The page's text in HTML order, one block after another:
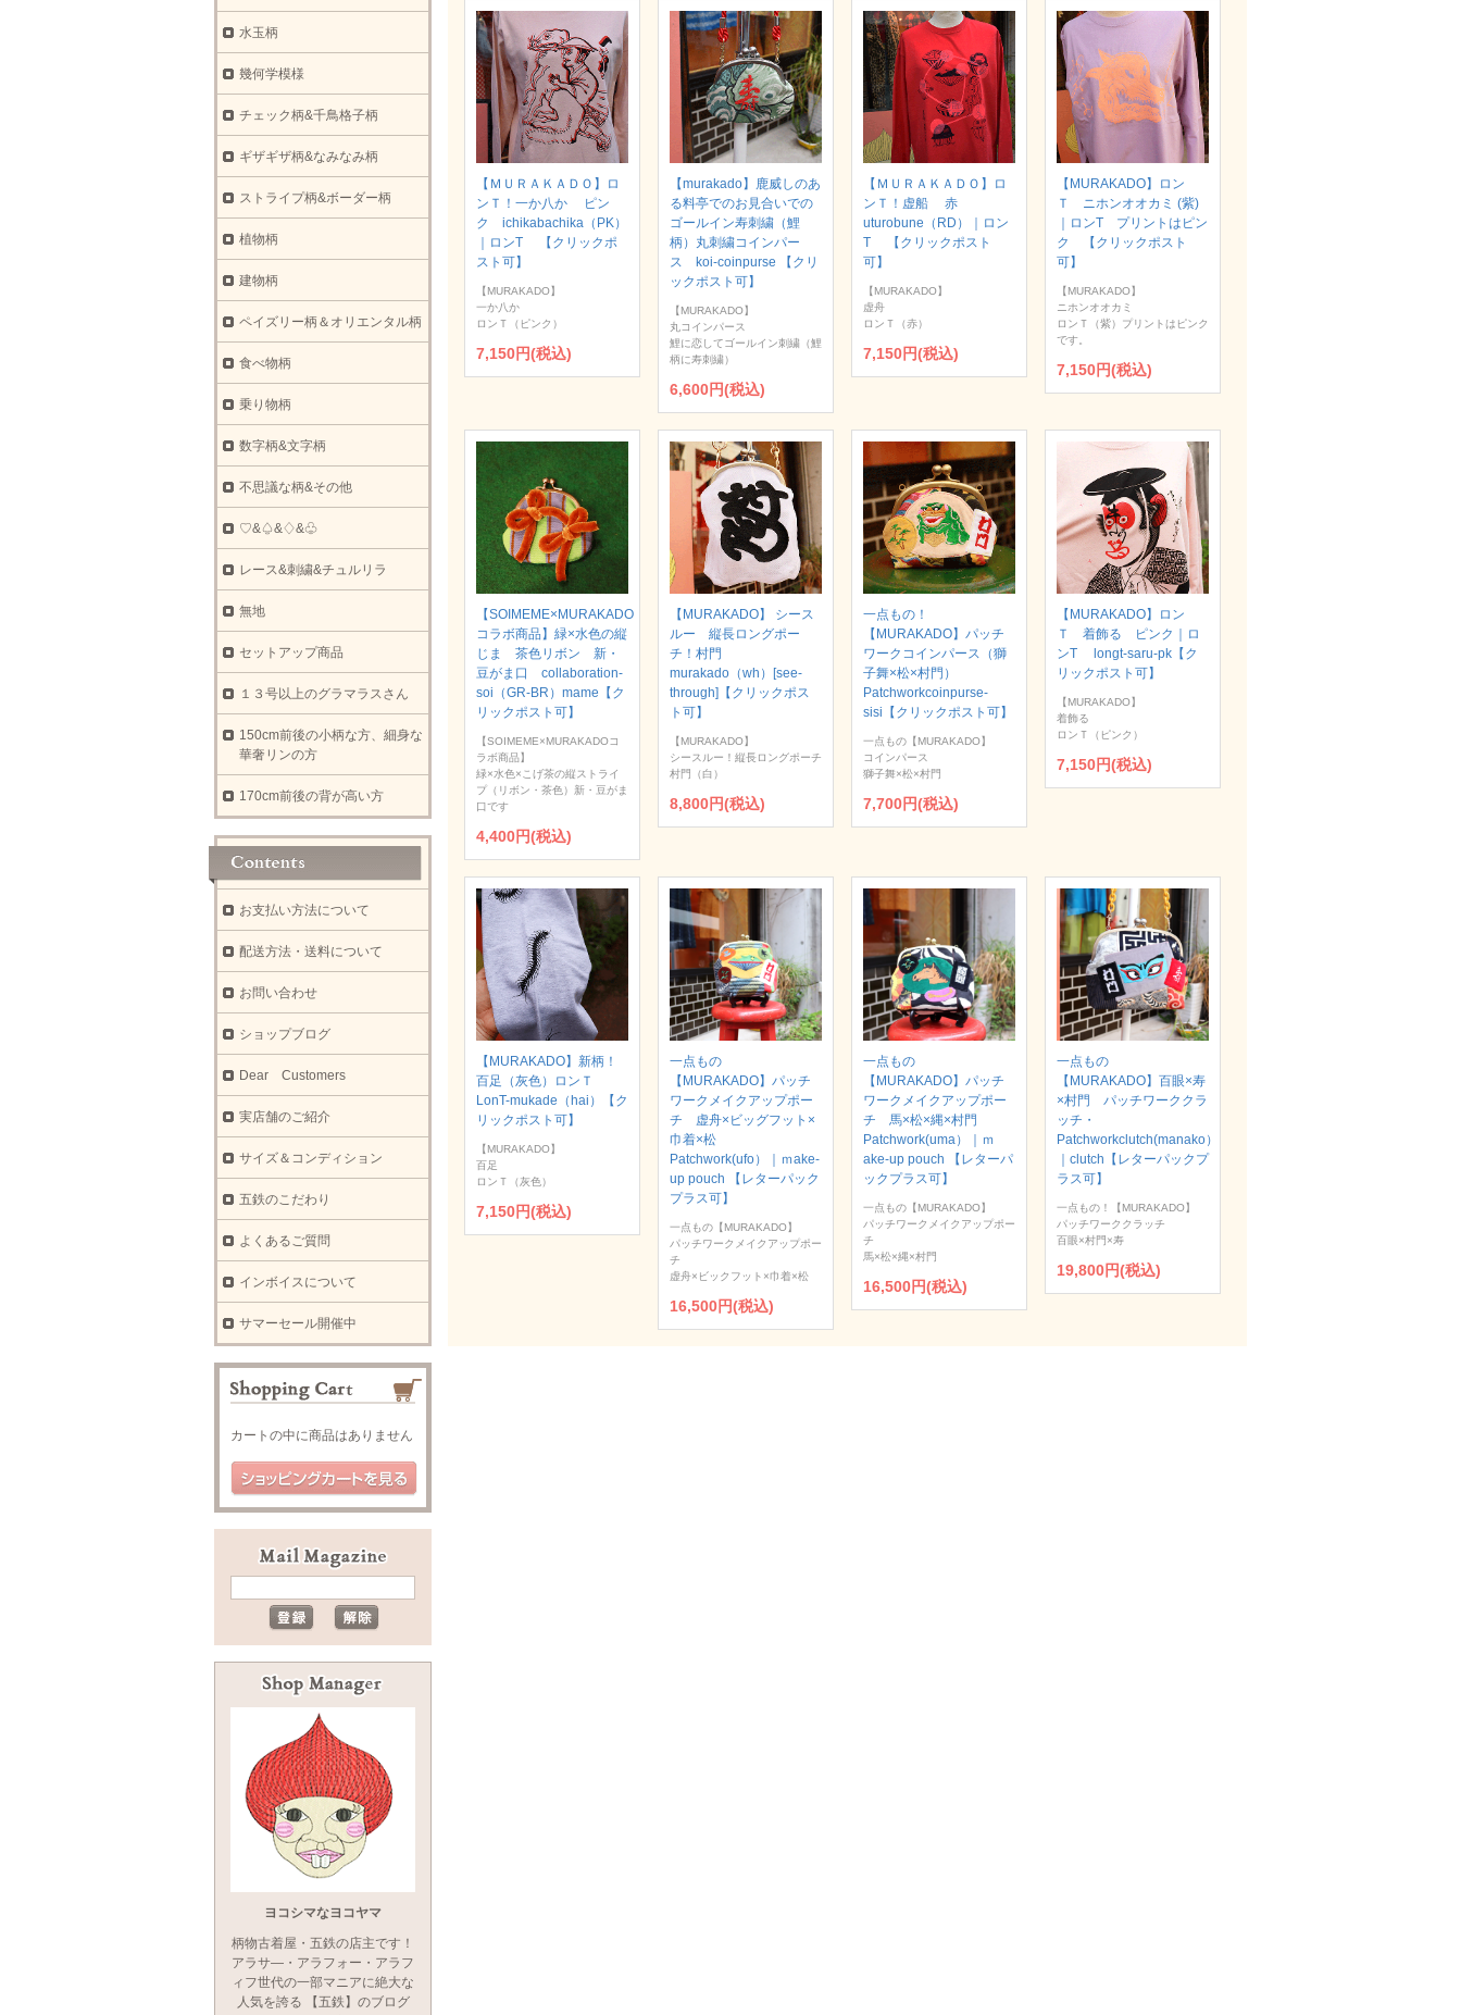
【ＭＵＲＡＫＡＤＯ】ロ
ンＴ！一か八か ピン
ク ichikabachika（PK）
｜ロンT 【クリックポ
スト可】
【MURAKADO】
一か八か
ロンＴ（ピンク）
7,150円(税込)
【murakado】鹿威しのあ
る料亭でのお見合いでの
ゴールイン寿刺繍（鯉
柄）丸刺繍コインパー
ス koi-coinpurse 【クリ
ックポスト可】
【MURAKADO】
丸コインパース
鯉に恋してゴールイン刺繍（鯉
柄に寿刺繍）
6,600円(税込)
【ＭＵＲＡＫＡＤＯ】ロ
ンＴ！虚船 赤
uturobune（RD）｜ロン
T 【クリックポスト
可】
【MURAKADO】
虚舟
ロンＴ（赤）
7,150円(税込)
【MURAKADO】ロン
Ｔ ニホンオオカミ (紫)
｜ロンT プリントはピン
ク 【クリックポスト
可】
【MURAKADO】
ニホンオオカミ
ロンＴ（紫）プリントはピンク
です。
7,150円(税込)
【SOIMEME×MURAKADO
コラボ商品】緑×水色の縦
じま 茶色リボン 新・
豆がま口 collaboration-
soi（GR-BR）mame【ク
リックポスト可】
【SOIMEME×MURAKADOコ
ラボ商品】
緑×水色×こげ茶の縦ストライ
プ（リボン・茶色）新・豆がま
口です
4,400円(税込)
【MURAKADO】 シース
ルー 縦長ロングポー
チ！村門
murakado（wh）[see-
through]【クリックポス
ト可】
【MURAKADO】
シースルー！縦長ロングポーチ
村門（白）
8,800円(税込)
一点もの！
【MURAKADO】パッチ
ワークコインパース（獅
子舞×松×村門）
Patchworkcoinpurse-
sisi【クリックポスト可】
一点もの【MURAKADO】
コインパース
獅子舞×松×村門
7,700円(税込)
【MURAKADO】ロン
Ｔ 着飾る ピンク｜ロ
ンT longt-saru-pk【ク
リックポスト可】
【MURAKADO】
着飾る
ロンＴ（ピンク）
7,150円(税込)
【MURAKADO】新柄！
百足（灰色）ロンＴ
LonT-mukade（hai）【ク
リックポスト可】
【MURAKADO】
百足
ロンＴ（灰色）
7,150円(税込)
一点もの
【MURAKADO】パッチ
ワークメイクアップポー
チ 虚舟×ビッグフット×
巾着×松
Patchwork(ufo）｜ｍake-
up pouch 【レターパック
プラス可】
一点もの【MURAKADO】
パッチワークメイクアップポー
チ
虚舟×ビックフット×巾着×松
16,500円(税込)
一点もの
【MURAKADO】パッチ
ワークメイクアップポー
チ 馬×松×縄×村門
Patchwork(uma）｜ｍ
ake-up pouch 【レターパ
ックプラス可】
一点もの【MURAKADO】
パッチワークメイクアップポー
チ
馬×松×縄×村門
16,500円(税込)
一点もの
【MURAKADO】百眼×寿
×村門 パッチワーククラ
ッチ・
Patchworkclutch(manako）
｜clutch【レターパックプ
ラス可】
一点もの！【MURAKADO】
パッチワーククラッチ
百眼×村門×寿
19,800円(税込)
水玉柄
幾何学模様
チェック柄&千鳥格子柄
ギザギザ柄&なみなみ柄
ストライプ柄&ボーダー柄
植物柄
建物柄
ペイズリー柄＆オリエンタル柄
食べ物柄
乗り物柄
数字柄&文字柄
不思議な柄&その他
♡&♤&♢&♧
レース&刺繍&チュルリラ
無地
セットアップ商品
１３号以上のグラマラスさん
150cm前後の小柄な方、細身な
華奢リンの方
170cm前後の背が高い方
お支払い方法について
配送方法・送料について
お問い合わせ
ショップブログ
Dear Customers
実店舗のご紹介
サイズ＆コンディション
五鉄のこだわり
よくあるご質問
インボイスについて
サマーセール開催中
カートの中に商品はありません
ヨコシマなヨコヤマ
柄物古着屋・五鉄の店主です！
アラサ―・アラフォー・アラフ
ィフ世代の一部マニアに絶大な
人気を誇る 【五鉄】のブログ